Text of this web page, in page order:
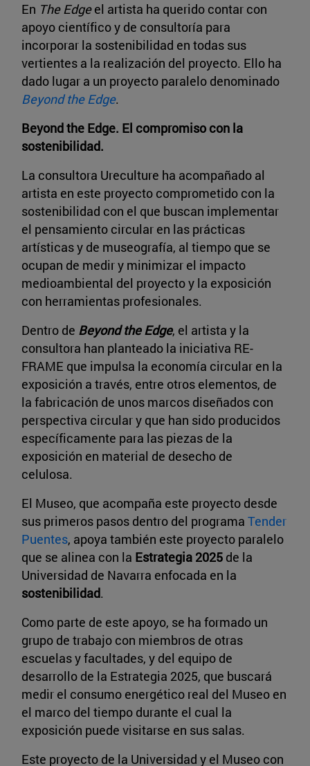
En The Edgeel artista ha querido contar con
apoyo científico y de consultoría para
incorporar la sostenibilidad en todas sus
vertientes a la realización del proyecto. Ello ha
dado lugar a un proyecto paralelo denominado
Beyond the Edge.
Beyond the Edge. El compromiso con la
sostenibilidad.
La consultora Ureculture ha acompañado al
artista en este proyecto comprometido con la
sostenibilidad con el que buscan implementar
el pensamiento circular en las prácticas
artísticas y de museografía, al tiempo que se
ocupan de medir y minimizar el impacto
medioambiental del proyecto y la exposición
con herramientas profesionales.
Dentro de Beyond the Edge, el artista y la
consultora han planteado la iniciativa RE-
FRAME que impulsa la economía circular en la
exposición a través, entre otros elementos, de
la fabricación de unos marcos diseñados con
perspectiva circular y que han sido producidos
específicamente para las piezas de la
exposición en material de desecho de
celulosa.
El Museo, que acompaña este proyecto desde
sus primeros pasos dentro del programa Tender
Puentes, apoya también este proyecto paralelo
que se alinea con la Estrategia 2025 de la
Universidad de Navarra enfocada en la
sostenibilidad.
Como parte de este apoyo, se ha formado un
grupo de trabajo con miembros de otras
escuelas y facultades, y del equipo de
desarrollo de la Estrategia 2025, que buscará
medir el consumo energético real del Museo en
el marco del tiempo durante el cual la
exposición puede visitarse en sus salas.
Este proyecto de la Universidad y el Museo con